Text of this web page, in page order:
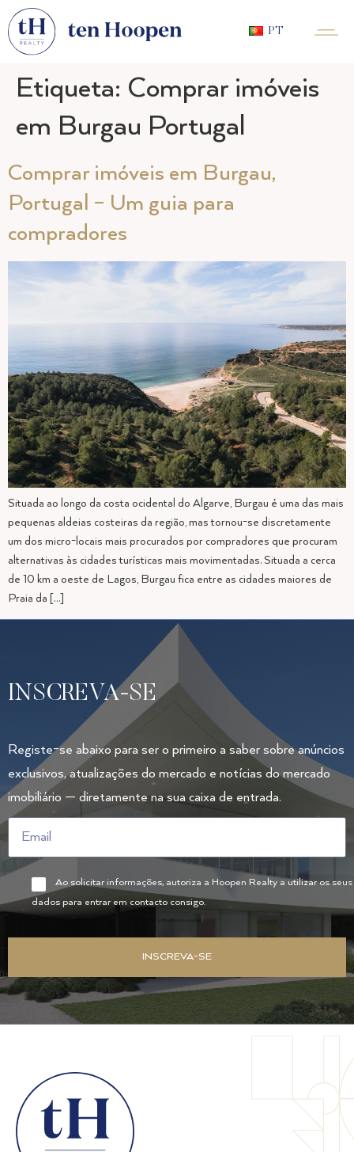
PT
Etiqueta: Comprar imóveis
em Burgau Portugal
Comprar imóveis em Burgau,
Portugal – Um guia para
compradores
Situada ao longo da costa ocidental do Algarve, Burgau é uma das mais
pequenas aldeias costeiras da região, mas tornou-se discretamente
um dos micro-locais mais procurados por compradores que procuram
alternativas às cidades turísticas mais movimentadas. Situada a cerca
de 10 km a oeste de Lagos, Burgau fica entre as cidades maiores de
Praia da […]
INSCREVA-SE
Registe-se abaixo para ser o primeiro a saber sobre anúncios
exclusivos, atualizações do mercado e notícias do mercado
imobiliário — diretamente na sua caixa de entrada.
Ao solicitar informações, autoriza a Hoopen Realty a utilizar os seus
dados para entrar em contacto consigo.
INSCREVA-SE